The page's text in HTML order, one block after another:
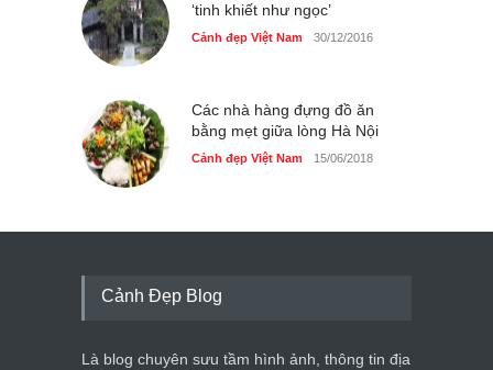
‘tinh khiết như ngọc’
Cảnh đẹp Việt Nam 30/12/2016
Các nhà hàng đựng đồ ăn
bằng mẹt giữa lòng Hà Nội
Cảnh đẹp Việt Nam 15/06/2018
Cảnh Đẹp Blog
Là blog chuyên sưu tầm hình ảnh, thông tin địa